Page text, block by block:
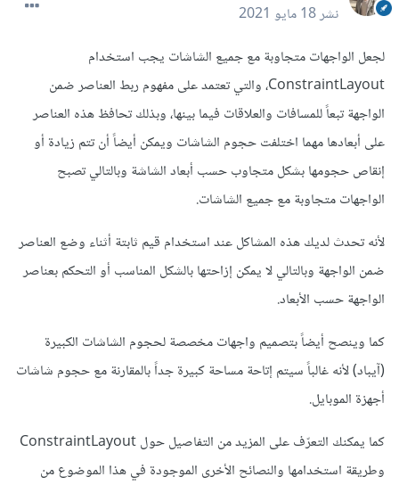
نشر18 مايو 2021
لجعل الواجهات متجاوبة مع جميع الشاشات يجب استخدام
ConstraintLayout، والتي تعتمد على مفهوم ربط العناصر ضمن
الواجهة تبعاً للمسافات والعلاقات فيما بينها، وبذلك تحافظ هذه العناصر
على أبعادها مهما اختلفت حجوم الشاشات ويمكن أيضاً أن تتم زيادة أو
إنقاص حجومها بشكل متجاوب حسب أبعاد الشاشة وبالتالي تصبح
الواجهات متجاوبة مع جميع الشاشات.
لأنه تحدث لديك هذه المشاكل عند استخدام قيم ثابتة أثناء وضع العناصر
ضمن الواجهة وبالتالي لا يمكن إزاحتها بالشكل المناسب أو التحكم بعناصر
الواجهة حسب الأبعاد.
كما وينصح أيضاً بتصميم واجهات مخصصة لحجوم الشاشات الكبيرة
(آيباد) لأنه غالباً سيتم إتاحة مساحة كبيرة جداً بالمقارنة مع حجوم شاشات
أجهزة الموبايل.
كما يمكنك التعرّف على المزيد من التفاصيل حول ConstraintLayout
وطريقة استخدامها والنصائح الأخرى الموجودة في هذا الموضوع من